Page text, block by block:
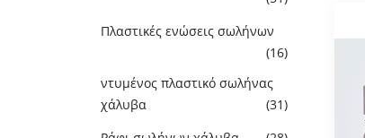
Πλαστικές ενώσεις σωλήνων
(16)
ντυμένος πλαστικό σωλήνας
χάλυβα
(31)